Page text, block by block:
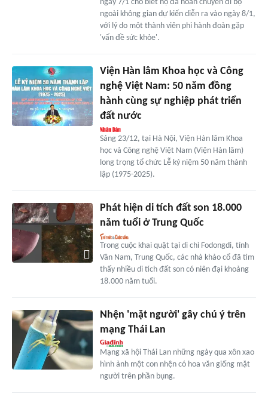
ngày 7/1 cho biết họ đã hoãn chuyến đi bộ
ngoài không gian dự kiến diễn ra vào ngày 8/1,
với lý do một thành viên phi hành đoàn gặp
'vấn đề sức khỏe'.
Viện Hàn lâm Khoa học và Công
nghệ Việt Nam: 50 năm đồng
hành cùng sự nghiệp phát triển
đất nước
Sáng 23/12, tại Hà Nội, Viện Hàn lâm Khoa
học và Công nghệ Việt Nam (Viện Hàn lâm)
long trọng tổ chức Lễ kỷ niệm 50 năm thành
lập (1975-2025).
Phát hiện di tích đất son 18.000
năm tuổi ở Trung Quốc
Trong cuộc khai quật tại di chỉ Fodongdi, tỉnh
Vân Nam, Trung Quốc, các nhà khảo cổ đã tìm
thấy nhiều di tích đất son có niên đại khoảng
18.000 năm tuổi.
Nhện 'mặt người' gây chú ý trên
mạng Thái Lan
Mạng xã hội Thái Lan những ngày qua xôn xao
hình ảnh một con nhện có hoa văn giống mặt
người trên phần bụng.